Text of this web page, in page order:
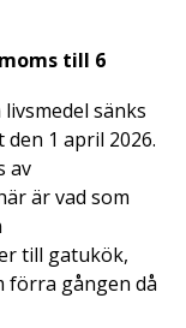
till 6
sänks
1 april 2026.
av
är vad som
till gatukök,
förra gången då